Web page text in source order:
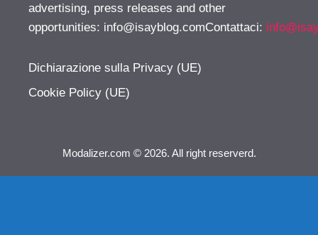
advertising, press releases and other
opportunities: info@isayblog.comContattaci:
Dichiarazione sulla Privacy (UE)
Cookie Policy (UE)
Modalizer.com © 2026. All right reserverd.